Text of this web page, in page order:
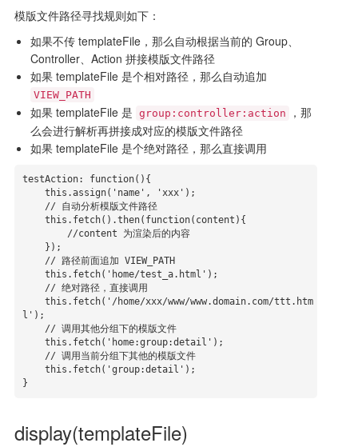
模版文件路径寻找规则如下：
如果不传 templateFile，那么自动根据当前的 Group、
Controller、Action 拼接模版文件路径
如果 templateFile 是个相对路径，那么自动追加
VIEW_PATH
如果 templateFile 是 group:controller:action
，那
么会进行解析再拼接成对应的模版文件路径
如果 templateFile 是个绝对路径，那么直接调用
testAction: function(){
l');
}
display(templateFile)